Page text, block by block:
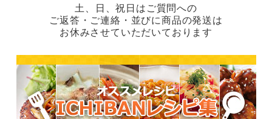
土、日、祝日はご質問への
ご返答・ご連絡・並びに商品の発送は
お休みさせていただいております